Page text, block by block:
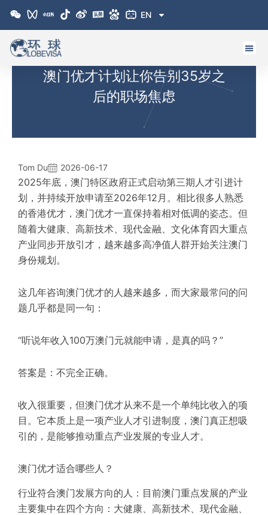
EN
澳门优才计划让你告别35岁之
后的职场焦虑
Tom Du 2026-06-17
2025年底，澳门特区政府正式启动第三期人才引进计
划，并持续开放申请至2026年12月。相比很多人熟悉
的香港优才， 澳门优才一直保持着相对低调的姿态。但
随着大健康、高新技术、现代金融、文化体育四大重点
产业同步开放引才，越来越多高净值人群开始关注澳门
身份规划。
这几年咨询澳门优才的人越来越多，而大家最常问的问
题几乎都是同一句：
“听说年收入100万澳门元就能申请，是真的吗？”
答案是：不完全正确。
收入很重要，但澳门优才从来不是一个单纯比收入的项
目。它本质上是一项产业人才引进制度 ，澳门真正想吸
引的，是能够推动重点产业发展的专业人才。
澳门优才适合哪些人？
行业符合澳门发展方向的人 ：目前澳门重点发展的产业
主要集中在四个方向：大健康、高新技术、现代金融、